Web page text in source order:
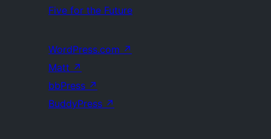
Five for the Future
WordPress.com ↗
Matt ↗
bbPress ↗
BuddyPress ↗